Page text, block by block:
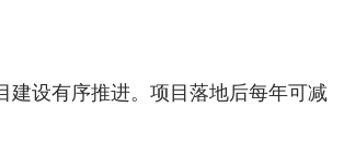
设有序推进。项目落地后每年可减